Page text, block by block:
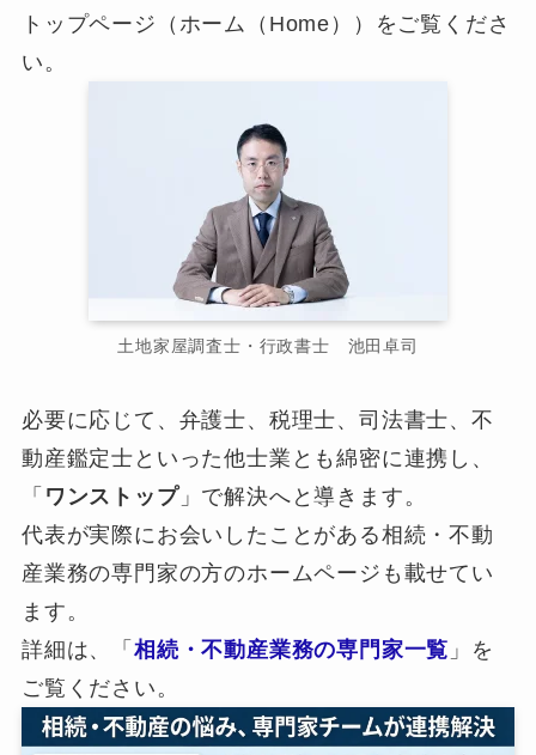
トップページ（ホーム（Home））をご覧くださ
い。
土地家屋調査士・行政書士 池田卓司
必要に応じて、弁護士、税理士、司法書士、不
動産鑑定士といった他士業とも綿密に連携し、
「 ワンストップ」で解決へと導きます。
代表が実際にお会いしたことがある相続・不動
産業務の専門家の方のホームページも載せてい
ます。
詳細は、「 相続・不動産業務の専門家一覧 」を
ご覧ください。